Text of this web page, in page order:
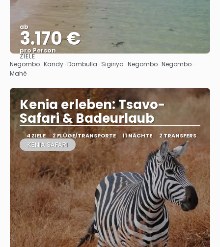
ab
3.170 €
pro Person
Sehen
ZIELE
Negombo · Kandy · Dambulla · Sigiriya · Negombo · Negombo ·
Mahé
Kenia erleben: Tsavo-
Safari & Badeurlaub
4 ZIELE 2 FLÜGE/TRANSPORTE 11 NÄCHTE 2 TRANSFERS
KENIA SAFARI